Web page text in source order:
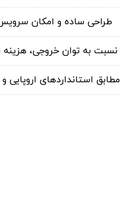
طراحی ساده و امکان
نسبت به توان خروجی، هزینه
مطابق استانداردهای